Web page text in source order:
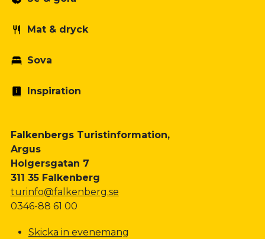
Mat & dryck
Sova
Inspiration
Falkenbergs Turistinformation,
Argus
Holgersgatan 7
311 35 Falkenberg
turinfo@falkenberg.se
0346-88 61 00
Skicka in evenemang